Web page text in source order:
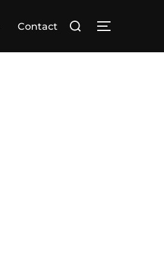
Contact
Rechercher :